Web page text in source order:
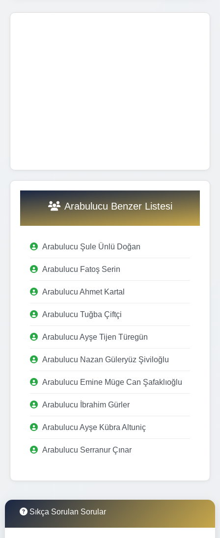
Arabulucu Benzer Listesi
Arabulucu Şule Ünlü Doğan
Arabulucu Fatoş Serin
Arabulucu Ahmet Kartal
Arabulucu Tuğba Çiftçi
Arabulucu Ayşe Tijen Türegün
Arabulucu Nazan Güleryüz Şiviloğlu
Arabulucu Emine Müge Can Şafaklıoğlu
Arabulucu İbrahim Gürler
Arabulucu Ayşe Kübra Altuniç
Arabulucu Serranur Çınar
Sıkça Sorulan Sorular